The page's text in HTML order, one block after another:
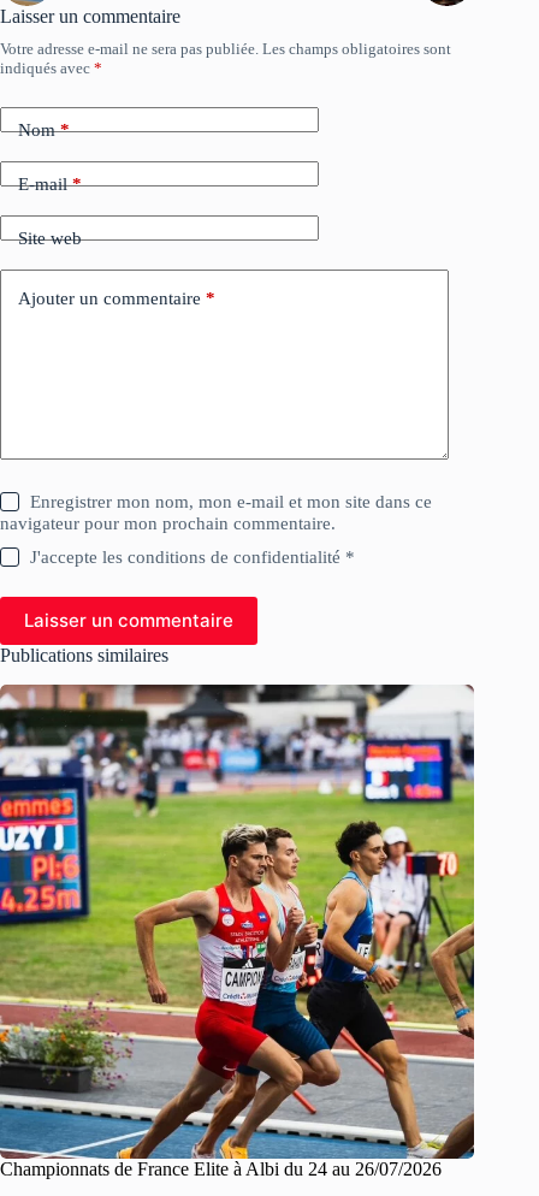
Laisser un commentaire
Votre adresse e-mail ne sera pas publiée. Les champs obligatoires sont
indiqués avec *
Nom*
E-mail*
Site web
Ajouter un commentaire *
Enregistrer mon nom, mon e-mail et mon site dans ce
navigateur pour mon prochain commentaire.
J'accepte les conditions de confidentialité *
Laisser un commentaire
Publications similaires
Championnats de France Elite à Albi du 24 au 26/07/2026